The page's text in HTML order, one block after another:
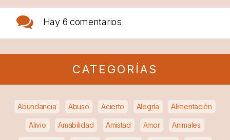
Hay 6 comentarios
CATEGORÍAS
Abundancia Abuso Acierto Alegría Alimentación
Alivio Amabilidad Amistad Amor Animales